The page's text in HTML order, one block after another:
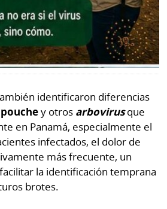
identificaron diferencias
y otros arbovirusque
en Panamá, especialmente el
infectados, el dolor de
más frecuente, un
la identificación temprana
brotes.